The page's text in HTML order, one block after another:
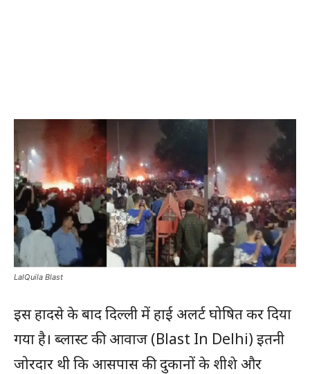
LalQuila Blast
इस हादसे के बाद दिल्ली में हाई अलर्ट घोषित कर दिया
गया है। ब्लास्ट की आवाज (Blast In Delhi) इतनी
जोरदार थी कि आसपास की दुकानों के शीशे और